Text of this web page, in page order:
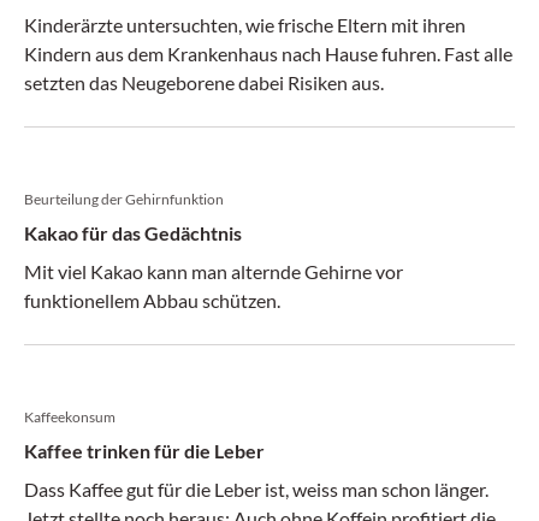
Kinderärzte untersuchten, wie frische Eltern mit ihren
Kindern aus dem Krankenhaus nach Hause fuhren. Fast alle
setzten das Neugeborene dabei Risiken aus.
Beurteilung der Gehirnfunktion
Kakao für das Gedächtnis
Mit viel Kakao kann man alternde Gehirne vor
funktionellem Abbau schützen.
Kaffeekonsum
Kaffee trinken für die Leber
Dass Kaffee gut für die Leber ist, weiss man schon länger.